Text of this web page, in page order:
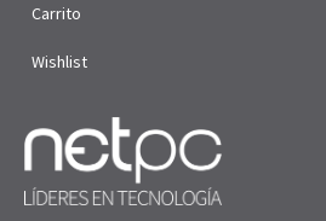
Carrito
Wishlist